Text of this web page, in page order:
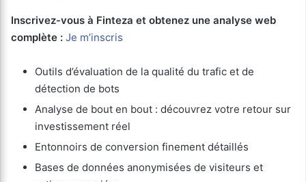
Inscrivez-vous à Finteza et obtenez une analyse web
complète : Je m’inscris
Outils d’évaluation de la qualité du trafic et de
détection de bots
Analyse de bout en bout : découvrez votre retour sur
investissement réel
Entonnoirs de conversion finement détaillés
Bases de données anonymisées de visiteurs et